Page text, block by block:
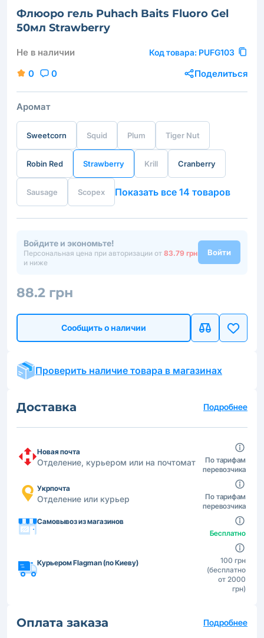
Флюоро гель Puhach Baits Fluoro Gel
50мл Strawberry
Не в наличии Код товара: PUFG103
0 0 Поделиться
Аромат
Sweetcorn Squid Plum Tiger Nut
Robin Red Strawberry Krill Cranberry
Sausage Scopex Показать все 14 товаров
Войдите и экономьте!
Персональная цена при авторизации от 83.79 грн
и ниже
Войти
88.2 грн
Сообщить о наличии
Проверить наличие товара в магазинах
Доставка Подробнее
Новая почта
Отделение, курьером или на почтомат
По тарифам
перевозчика
Укрпочта
Отделение или курьер
По тарифам
перевозчика
Самовывоз из магазинов
Бесплатно
Курьером Flagman (по Киеву)
100 грн
(бесплатно
от 2000
грн)
Оплата заказа Подробнее